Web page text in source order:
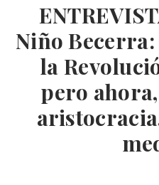
Niño Becerra:
la
pero